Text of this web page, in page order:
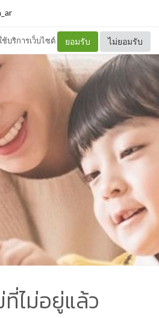
ช้บริการเว็บไซต์ ยอมรับ ไม่ยอมรับ
ไม่อยู่แล้ว